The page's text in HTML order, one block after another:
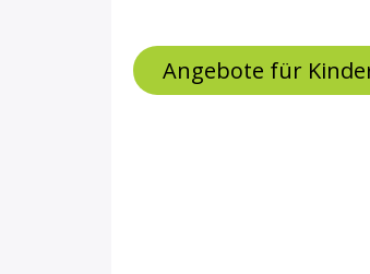
Angebote für